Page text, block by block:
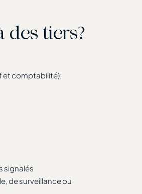
des tiers?
et comptabilité);
signalés
de surveillance ou